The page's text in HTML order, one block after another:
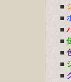
■
■
■
■
■
■
■